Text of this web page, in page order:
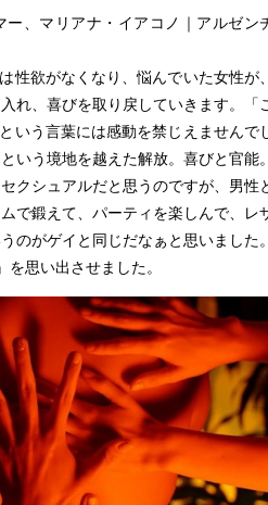
ー、マリアナ・イアコノ｜アルゼン
欲がなくなり、悩んでいた女性が、
れ、喜びを取り戻していきます。「
いう言葉には感動を禁じえませんで
いう境地を越えた解放。喜びと官能。
クシュアルだと思うのですが、男性
で鍛えて、パーティを楽しんで、レ
のがゲイと同じだなぁと思いました。
を思い出させました。